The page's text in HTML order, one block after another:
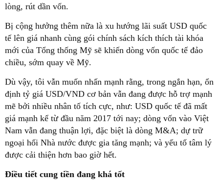
lòng, rút dần vốn.
Bị cộng hưởng thêm nữa là xu hướng lãi suất USD quốc
tế lên giá nhanh cùng gói chính sách kích thích tài khóa
mới của Tổng thống Mỹ sẽ khiến dòng vốn quốc tế đảo
chiều, sớm quay về Mỹ.
Dù vậy, tôi vẫn muốn nhấn mạnh rằng, trong ngắn hạn, ổn
định tỷ giá USD/VND cơ bản vẫn đang được hỗ trợ mạnh
mẽ bởi nhiều nhân tố tích cực, như: USD quốc tế đã mất
giá mạnh kể từ đầu năm 2017 tới nay; dòng vốn vào Việt
Nam vẫn đang thuận lợi, đặc biệt là dòng M&A; dự trữ
ngoại hối Nhà nước được gia tăng mạnh; và yếu tố tâm lý
được cải thiện hơn bao giờ hết.
Điều tiết cung tiền đang khá tốt